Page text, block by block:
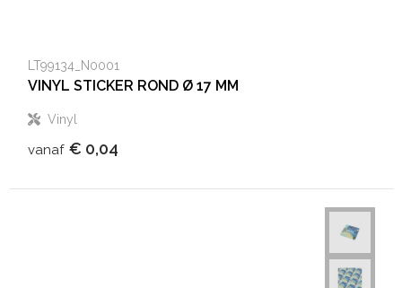
LT99134_N0001
VINYL STICKER ROND Ø 17 MM
Vinyl
vanaf € 0,04